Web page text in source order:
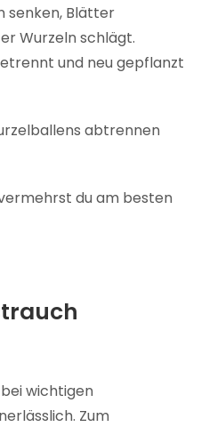
senken, Blätter
Wurzeln schlägt.
und neu gepflanzt
abtrennen
du am besten
wichtigen
Zum